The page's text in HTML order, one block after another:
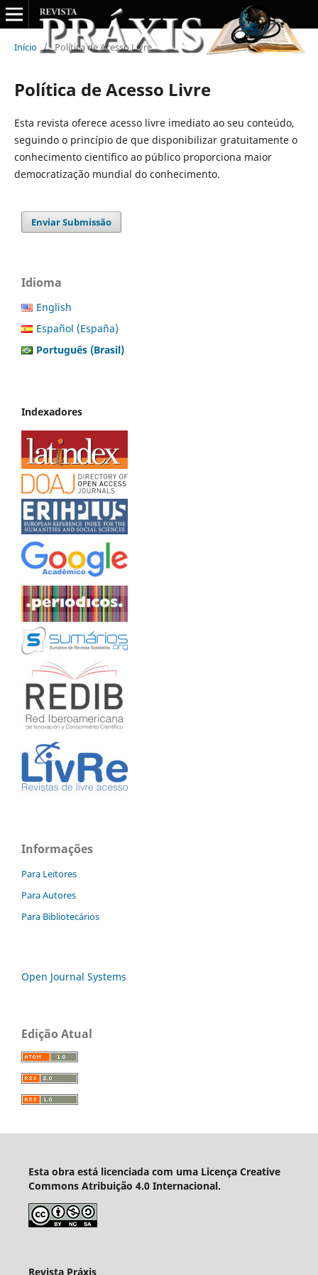
Início / Política de Acesso Livre
Política de Acesso Livre
Esta revista oferece acesso livre imediato ao seu conteúdo,
seguindo o princípio de que disponibilizar gratuitamente o
conhecimento científico ao público proporciona maior
democratização mundial do conhecimento.
Enviar Submissão
Idioma
English
Español (España)
Português (Brasil)
Indexadores
Informações
Para Leitores
Para Autores
Para Bibliotecários
Open Journal Systems
Edição Atual
Esta obra está licenciada com uma Licença Creative
Commons Atribuição 4.0 Internacional.
Revista Práxis